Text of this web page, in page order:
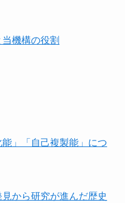
機構の役割
」「自己複製能」につ
から研究が進んだ歴史